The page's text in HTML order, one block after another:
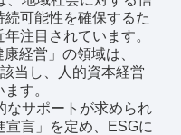
ナー
可能性を確保するた
注目されています。
経営」の領域は、
当し、人的資本経営
す。
なサポートが求められ
言」を定め、ESGに